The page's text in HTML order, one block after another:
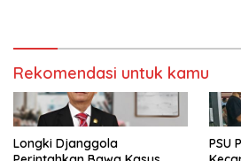
Rekomendasi untuk kamu
Longki Djanggola
PSU